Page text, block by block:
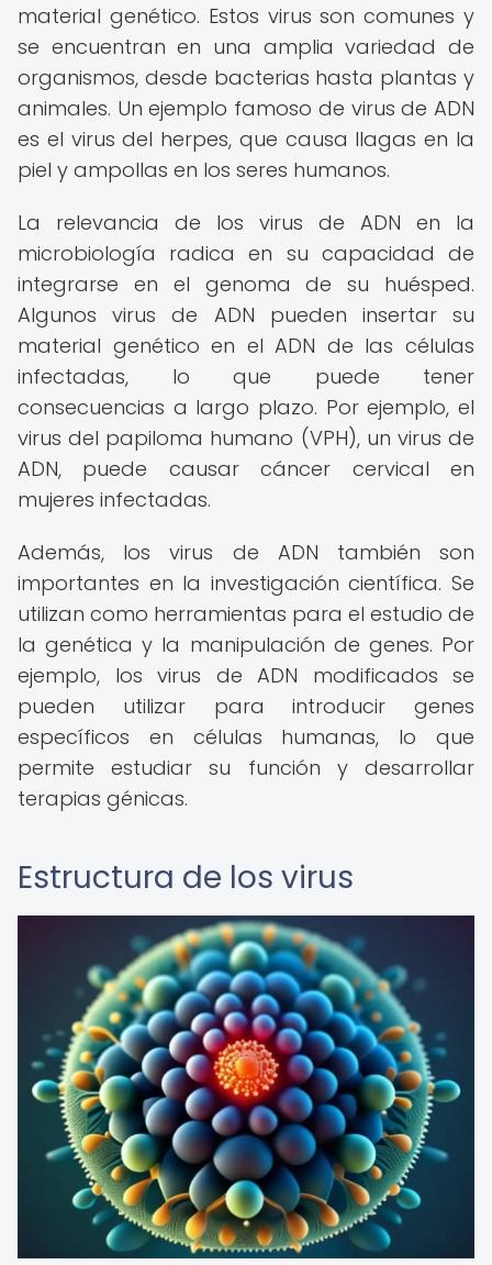
material genético. Estos virus son comunes y
se encuentran en una amplia variedad de
organismos, desde bacterias hasta plantas y
animales. Un ejemplo famoso de virus de ADN
es el virus del herpes, que causa llagas en la
piel y ampollas en los seres humanos.
La relevancia de los virus de ADN en la
microbiología radica en su capacidad de
integrarse en el genoma de su huésped.
Algunos virus de ADN pueden insertar su
material genético en el ADN de las células
infectadas, lo que puede tener
consecuencias a largo plazo. Por ejemplo, el
virus del papiloma humano (VPH), un virus de
ADN, puede causar cáncer cervical en
mujeres infectadas.
Además, los virus de ADN también son
importantes en la investigación científica. Se
utilizan como herramientas para el estudio de
la genética y la manipulación de genes. Por
ejemplo, los virus de ADN modificados se
pueden utilizar para introducir genes
específicos en células humanas, lo que
permite estudiar su función y desarrollar
terapias génicas.
Estructura de los virus